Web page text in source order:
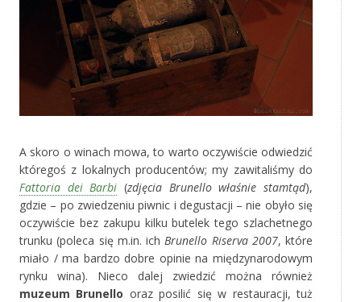
A skoro o winach mowa, to warto oczywiście odwiedzić
któregoś z lokalnych producentów; my zawitaliśmy do
Fattoria dei Barbi (zdjęcia Brunello właśnie stamtąd),
gdzie – po zwiedzeniu piwnic i degustacji – nie obyło się
oczywiście bez zakupu kilku butelek tego szlachetnego
trunku (poleca się m.in. ichBrunello Riserva 2007, które
miało / ma bardzo dobre opinie na międzynarodowym
rynku wina). Nieco dalej zwiedzić można również
muzeum Brunello oraz posilić się w restauracji, tuż